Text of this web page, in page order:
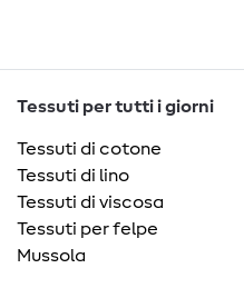
Tessuti per tutti i giorni
Tessuti di cotone
Tessuti di lino
Tessuti di viscosa
Tessuti per felpe
Mussola